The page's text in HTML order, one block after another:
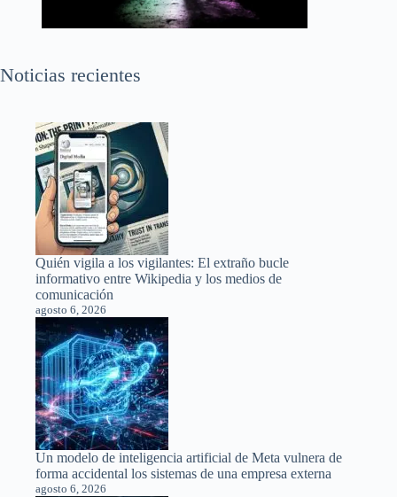
Noticias recientes
Quién vigila a los vigilantes: El extraño bucle
informativo entre Wikipedia y los medios de
comunicación
agosto 6, 2026
Un modelo de inteligencia artificial de Meta vulnera de
forma accidental los sistemas de una empresa externa
agosto 6, 2026